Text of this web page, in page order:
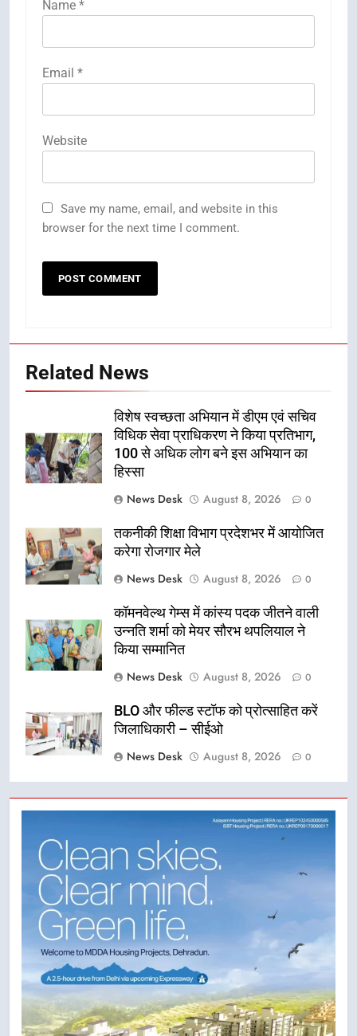
Name *
Email *
Website
Save my name, email, and website in this
browser for the next time I comment.
Related News
विशेष स्वच्छता अभियान में डीएम एवं सचिव
विधिक सेवा प्राधिकरण ने किया प्रतिभाग,
100 से अधिक लोग बने इस अभियान का
हिस्सा
News Desk
August 8, 2026 0
तकनीकी शिक्षा विभाग प्रदेशभर में आयोजित
करेगा रोजगार मेले
News Desk
August 8, 2026 0
कॉमनवेल्थ गेम्स में कांस्य पदक जीतने वाली
उन्नति शर्मा को मेयर सौरभ थपलियाल ने
किया सम्मानित
News Desk
August 8, 2026 0
BLO और फील्ड स्टॉफ को प्रोत्साहित करें
जिलाधिकारी – सीईओ
News Desk
August 8, 2026 0